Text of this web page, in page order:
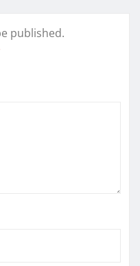
published.